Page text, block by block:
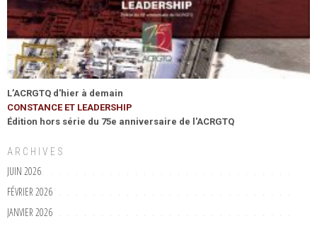
L’ACRGTQ d'hier à demain
CONSTANCE ET LEADERSHIP
Édition hors série du 75e anniversaire de l'ACRGTQ
ARCHIVES
JUIN 2026
FÉVRIER 2026
JANVIER 2026